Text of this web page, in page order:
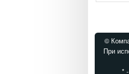
©
При
*